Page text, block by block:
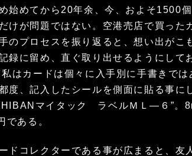
始めてから20年余、今、およそ1500
けが問題ではない。空港売店で買った
のプロセスを振り返ると、想い出がこ
録に留め、直ぐ取り出せるようにして
はカードは個々に入手別に手書きで
度、記入したシールを側面に貼る事に
マイタック ラベルＭＬ―６”。
である。
ドコレクターである事が広まると、友